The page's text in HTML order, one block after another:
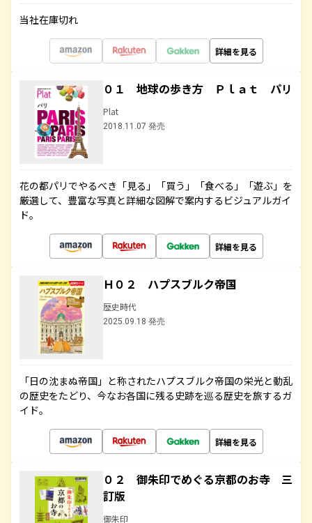
当社在庫切れ
詳細を見る
０１ 地球の歩き方 Ｐｌａｔ パリ
Plat
2018.11.07 発売
花の都パリでやるべき「見る」「買う」「食べる」「遊ぶ」を
厳選して、豊富な写真と詳細な図解で案内するビジュアルガイ
ド。
詳細を見る
Ｈ０２ ハプスブルク帝国
歴史時代
2025.09.18 発売
「日の沈まぬ帝国」と称されたハプスブルク帝国の栄光と動乱
の歴史をたどり、今なお各国に残る史跡を巡る歴史を旅するガ
イド。
詳細を見る
０２ 御朱印でめぐる京都のお寺 三
訂版
御朱印